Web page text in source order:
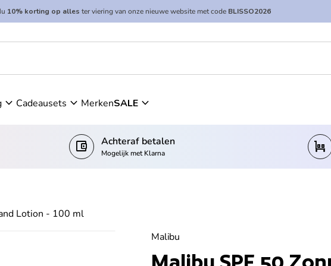
ml
10% korting op alles ter viering van onze nieuwe website met code BLISSO2026
expand_more Cadeausets expand_more MerkenSALE expand_more
account_balance_wallet Achteraf betalen
Mogelijk met Klarna trolley
Lotion - 100 ml
Malibu